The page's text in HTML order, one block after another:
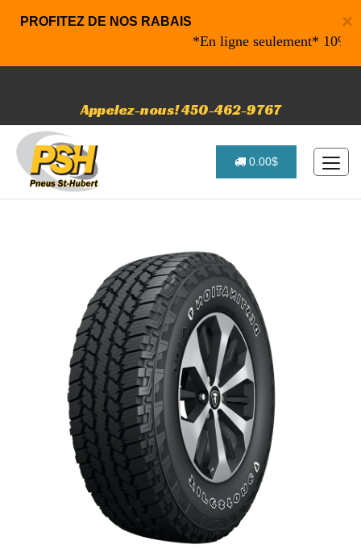
×
PROFITEZ DE NOS RABAIS
*En ligne seulement* 10% de
Appelez-nous! 450-462-9767
0.00$